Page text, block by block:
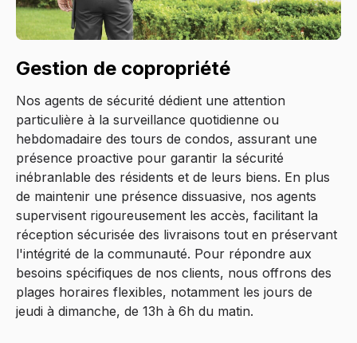
Gestion de copropriété
Nos agents de sécurité dédient une attention
particulière à la surveillance quotidienne ou
hebdomadaire des tours de condos, assurant une
présence proactive pour garantir la sécurité
inébranlable des résidents et de leurs biens. En plus
de maintenir une présence dissuasive, nos agents
supervisent rigoureusement les accès, facilitant la
réception sécurisée des livraisons tout en préservant
l'intégrité de la communauté. Pour répondre aux
besoins spécifiques de nos clients, nous offrons des
plages horaires flexibles, notamment les jours de
jeudi à dimanche, de 13h à 6h du matin.